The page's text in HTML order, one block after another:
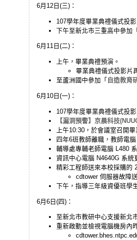
6月12日(三)：
107學年度畢業典禮儀式投
下午至新北市三重高中參加
6月11日(二)：
上午，畢業典禮預演。
畢業典禮儀式投影片
至蘆洲國中參加「 自造教育
6月10日(一)：
107學年度畢業典禮儀式投
【漏洞預警】京晨科技
上午10:30，於會議室召開
四年6班教師離職，教師電
輔導處專輔老師電腦 L480
資訊中心電腦 N4640G 系統
精彩工程師送來本校採購的
cdtower 伺服器故障
下午，指導三年級資優班學
6月6日(四)：
至新北市教研中心支援新北
重新啟動並檢視電腦機房內